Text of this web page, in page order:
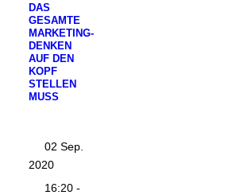
DAS
GESAMTE
MARKETING-
DENKEN
AUF DEN
KOPF
STELLEN
MUSS
02 Sep.
2020
16:20 -